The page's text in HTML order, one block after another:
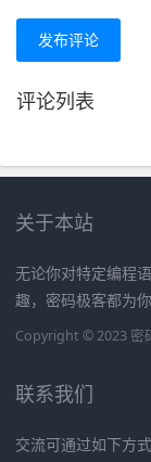
发布评论
评论列表
关于本站
无论你对特定编程
趣，密码极客都为
Copyright © 2023 密
联系我们
交流可通过如下方式